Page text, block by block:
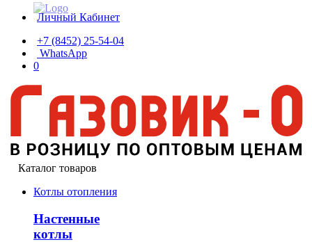
Личный Кабинет
+7 (8452) 25-54-04
WhatsApp
0
Каталог товаров
Котлы отопления
Настенные
котлы